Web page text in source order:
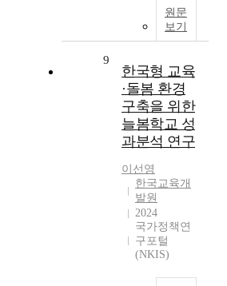
원문
보기
9
한국형 교육
·돌봄 환경
구축을 위한
늘봄학교 성
과분석 연구
이선영
한국교육개
발원
2024
국가정책연
구포털
(NKIS)